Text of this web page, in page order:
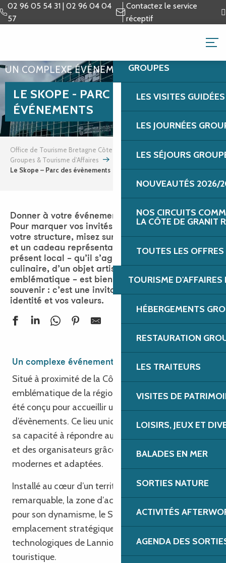
Aller
au
02 96 05 54 31 | 02 96 04 04
57
Contactez le service
réceptif
GROUPES &
GROUPES
LES VISITES
LES JOURNÉES
LES SÉJOURS
NOUVEAUTÉS 2026/
NOS CIRCUITS
LA CÔTE DE GRANIT
TOUTES LES
TOURISME
HÉBERGEMENTS
RESTAURATION
LES TRAITEURS
VISITES DE
LOISIRS, JEUX ET
BALADES EN MER
SORTIES NATURE
ACTIVITÉS
AGENDA DES
UN COMPLEXE ÉVÉNEMENTIEL
LE SKOPE - PARC DES
ÉVÉNEMENTS
Office de Tourisme Bretagne Côte de Granit Rose
Groupes & Tourisme d’Affaires
Tourisme d’affaires
Le Skope – Parc des évènements
Donner à votre événement l’accueil qu’il mérite!
Pour marquer vos invités et valoriser l’image de
votre structure, misez sur un accueil chaleureux
et un cadeau représentatif de notre territoire. Un
présent local – qu’il s’agisse d’une spécialité
culinaire, d’un objet artisanal ou d’un produit
emblématique – est bien plus qu’un simple
souvenir : c’est une invitation à découvrir votre
identité et vos valeurs.
Un complexe événementiel
Situé à proximité de la Côte de Granit Rose, un site
emblématique de la région, le SKOPE de Lannion a
été conçu pour accueillir une large variété
d’évènements. Ce lieu unique se distingue par
sa capacité à répondre aux besoins des entreprises
et des organisateurs grâce à des infrastructures
modernes et adaptées.
Installé au cœur d’un territoire naturel
remarquable, la zone d’activité Pégase, reconnue
pour son dynamisme, le SKOPE bénéficie d’un
emplacement stratégique, à proximité des pôles
technologiques de Lannion avec l’attrait
touristique.